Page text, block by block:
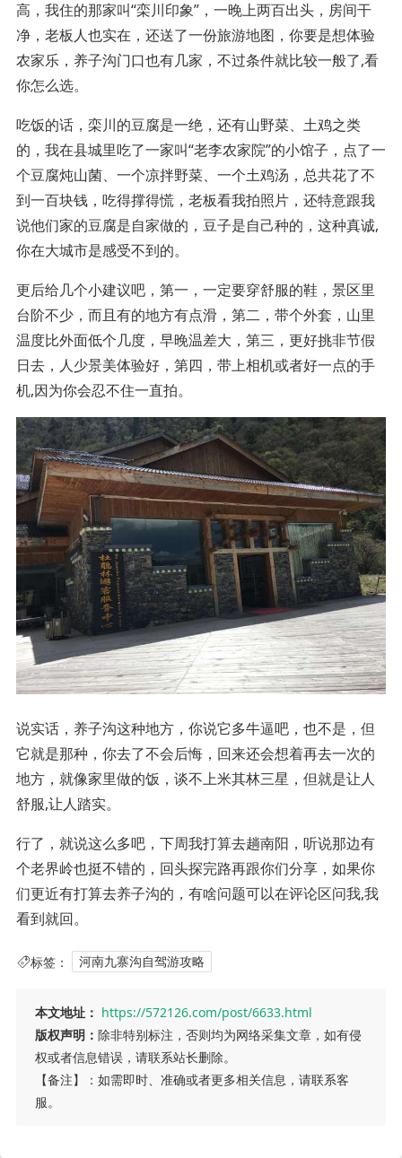
高，我住的那家叫“栾川印象”，一晚上两百出头，房间干
净，老板人也实在，还送了一份旅游地图，你要是想体验
农家乐，养子沟门口也有几家，不过条件就比较一般了,看
你怎么选。
吃饭的话，栾川的豆腐是一绝，还有山野菜、土鸡之类
的，我在县城里吃了一家叫“老李农家院”的小馆子，点了一
个豆腐炖山菌、一个凉拌野菜、一个土鸡汤，总共花了不
到一百块钱，吃得撑得慌，老板看我拍照片，还特意跟我
说他们家的豆腐是自家做的，豆子是自己种的，这种真诚,
你在大城市是感受不到的。
更后给几个小建议吧，第一，一定要穿舒服的鞋，景区里
台阶不少，而且有的地方有点滑，第二，带个外套，山里
温度比外面低个几度，早晚温差大，第三，更好挑非节假
日去，人少景美体验好，第四，带上相机或者好一点的手
机,因为你会忍不住一直拍。
说实话，养子沟这种地方，你说它多牛逼吧，也不是，但
它就是那种，你去了不会后悔，回来还会想着再去一次的
地方，就像家里做的饭，谈不上米其林三星，但就是让人
舒服,让人踏实。
行了，就说这么多吧，下周我打算去趟南阳，听说那边有
个老界岭也挺不错的，回头探完路再跟你们分享，如果你
们更近有打算去养子沟的，有啥问题可以在评论区问我,我
看到就回。
标签： 河南九寨沟自驾游攻略
本文地址： https://572126.com/post/6633.html
版权声明： 除非特别标注，否则均为网络采集文章，如有侵
权或者信息错误，请联系站长删除。
【备注】：如需即时、准确或者更多相关信息，请联系客
服。